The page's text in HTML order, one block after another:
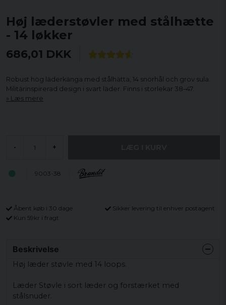
Høj læderstøvler med stålhætte
- 14 løkker
686,01 DKK
Robust hög läderkänga med stålhätta, 14 snörhål och grov sula.
Militärinspirerad design i svart läder. Finns i storlekar 38–47.
Læs mere
- +
9003-38
Åbent køb i 30 dage
Sikker levering til enhver postagent
Kun 59kr i fragt
Beskrivelse
Høj læder støvle med 14 loops.
Læder Støvle i sort læder og forstærket med
stålsnuder.